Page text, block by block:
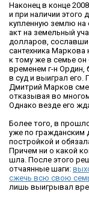
Наконец в конце
и при наличии этого
купленную землю на
акт на земельный
долларов,
сантехника Маркова
к тому же в семье
временем г-н Ордин,
в суд и выиграл его.
Дмитрий Марков
отказывая во
Однако везде его
Более того, в
уже по гражданским
постройкой и
Причем ни о какой
шла. После этого
отчаянные шаги:
сжечь всю свою
лишь выигрывал